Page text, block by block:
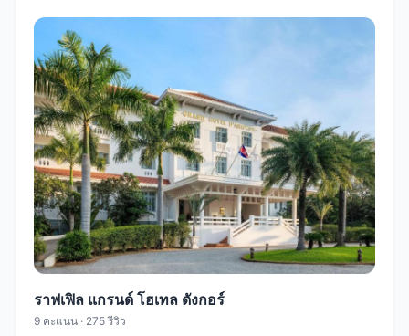
ราฟเฟิล แกรนด์ โฮเทล ดังกอร์
9 คะแนน · 275 รีวิว